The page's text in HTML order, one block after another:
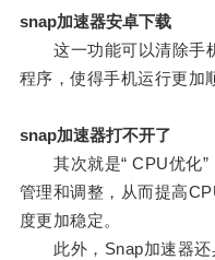
snap加速器安卓下载
这一功能可以清除手机
程序，使得手机运行更加
snap加速器打不开了
其次就是“ CPU优化”
管理和调整，从而提高
度更加稳定。
此外，Snap加速器还具